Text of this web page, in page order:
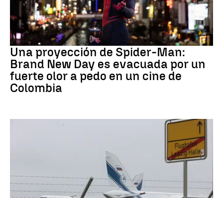
Pedo Spiderman
Una proyección de Spider-Man:
Brand New Day es evacuada por un
fuerte olor a pedo en un cine de
Colombia